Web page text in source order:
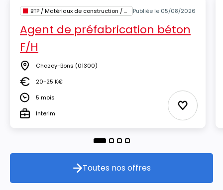
BTP / Matériaux de construction / Architecture Publiée le 05/08/2026
Agent de préfabrication béton
F/H
Lieu Chazey-Bons (01300)
Salaire20-25 K€
Durée5 mois
TypeInterim Ajouter
Toutes nos offres
Toutes nos offres